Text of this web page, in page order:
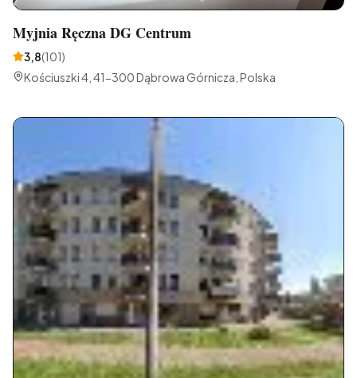
Myjnia Ręczna DG Centrum
3,8(101)
Kościuszki 4, 41-300 Dąbrowa Górnicza, Polska